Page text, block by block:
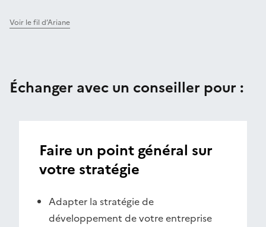
Voir le fil d’Ariane
Échanger avec un conseiller pour :
Faire un point général sur
votre stratégie
Adapter la stratégie de
développement de votre entreprise